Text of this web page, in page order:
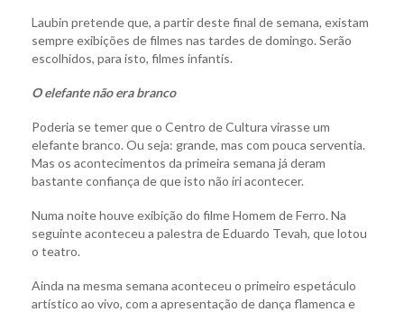
Laubin pretende que, a partir deste final de semana, existam
sempre exibições de filmes nas tardes de domingo. Serão
escolhidos, para isto, filmes infantis.
O elefante não era branco
Poderia se temer que o Centro de Cultura virasse um
elefante branco. Ou seja: grande, mas com pouca serventia.
Mas os acontecimentos da primeira semana já deram
bastante confiança de que isto não iri acontecer.
Numa noite houve exibição do filme Homem de Ferro. Na
seguinte aconteceu a palestra de Eduardo Tevah, que lotou
o teatro.
Ainda na mesma semana aconteceu o primeiro espetáculo
artístico ao vivo, com a apresentação de dança flamenca e